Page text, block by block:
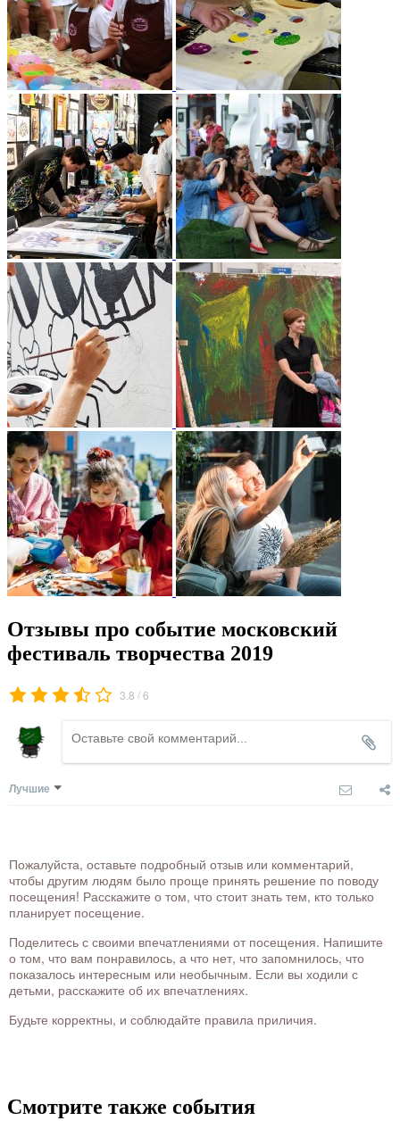
Отзывы про событие московский
фестиваль творчества 2019
3.8 /6
Лучшие
Пожалуйста, оставьте подробный отзыв или комментарий,
чтобы другим людям было проще принять решение по поводу
посещения! Расскажите о том, что стоит знать тем, кто только
планирует посещение.
Поделитесь с своими впечатлениями от посещения. Напишите
о том, что вам понравилось, а что нет, что запомнилось, что
показалось интересным или необычным. Если вы ходили с
детьми, расскажите об их впечатлениях.
Будьте корректны, и соблюдайте правила приличия.
Смотрите также события